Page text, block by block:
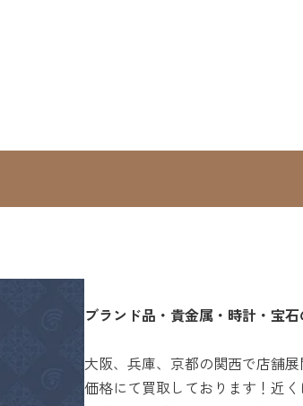
ブランド品・貴金属・時計・宝
大阪、兵庫、京都の関西で店舗
価格にて買取しております！近